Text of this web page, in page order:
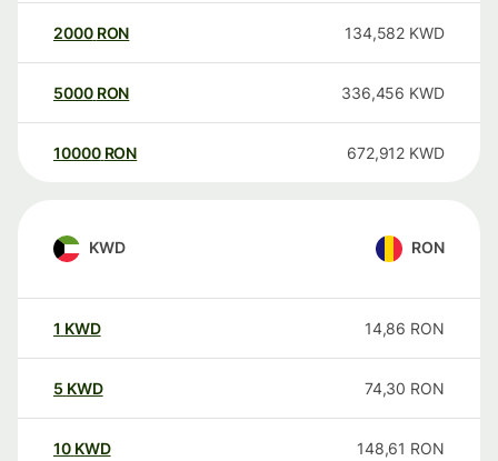
2000 RON 134,582 KWD
5000 RON 336,456 KWD
10000 RON 672,912 KWD
KWD RON
1 KWD 14,86 RON
5 KWD 74,30 RON
10 KWD 148,61 RON